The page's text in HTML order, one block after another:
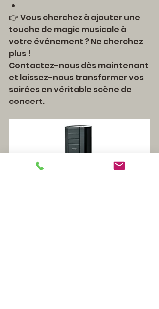
👉 Vous cherchez à ajouter une
touche de magie musicale à
votre événement ? Ne cherchez
plus !
Contactez-nous dès maintenant
et laissez-nous transformer vos
soirées en véritable scène de
concert.